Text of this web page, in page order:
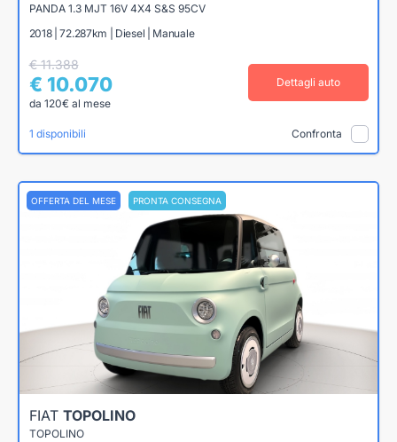
PANDA 1.3 MJT 16V 4X4 S&S 95CV
2018 | 72.287km | Diesel | Manuale
€ 11.388
€ 10.070
da 120€ al mese
Dettagli auto
1 disponibili Confronta
OFFERTA DEL MESE PRONTA CONSEGNA
FIAT TOPOLINO
TOPOLINO